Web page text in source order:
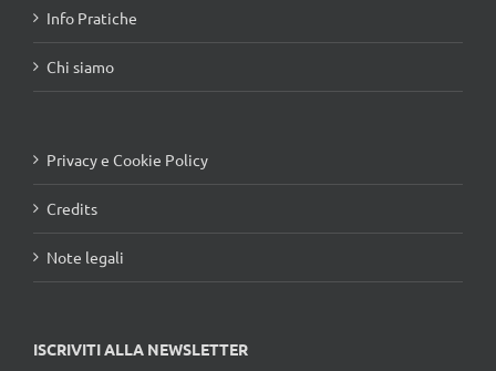
Info Pratiche
Chi siamo
Privacy e Cookie Policy
Credits
Note legali
ISCRIVITI ALLA NEWSLETTER